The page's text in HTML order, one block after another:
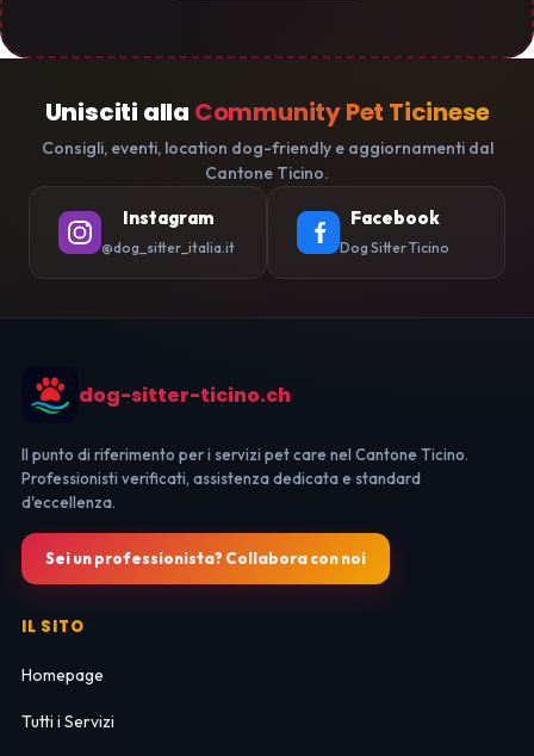
Unisciti alla Community Pet Ticinese
Consigli, eventi, location dog-friendly e aggiornamenti dal
Cantone Ticino.
Instagram
@dog_sitter_italia.it
Facebook
Dog Sitter Ticino
dog-sitter-ticino.ch
Il punto di riferimento per i servizi pet care nel Cantone Ticino.
Professionisti verificati, assistenza dedicata e standard
d'eccellenza.
Sei un professionista? Collabora con noi
IL SITO
Homepage
Tutti i Servizi